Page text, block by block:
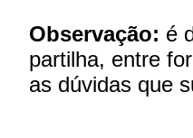
Observação: é
partilha, entre
as dúvidas que